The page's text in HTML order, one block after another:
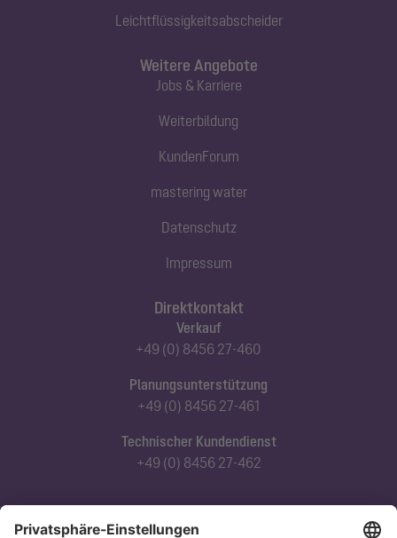
Leichtflüssigkeitsabscheider
Direktkontakt
Verkauf
+49 (0) 8456 27-460
Planungsunterstützung
+49 (0) 8456 27-461
Technischer Kundendienst
+49 (0) 8456 27-462
Abonnieren Sie unseren Newsletter
Weitere Angebote
Jobs & Karriere
Weiterbildung
KundenForum
mastering water
Datenschutz
Impressum